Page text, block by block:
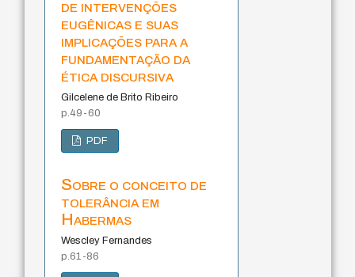
de intervenções
eugênicas e suas
implicações para a
fundamentação da
ética discursiva
Gilcelene de Brito Ribeiro
p.49-60
PDF
Sobre o conceito de
tolerância em
Habermas
Wescley Fernandes
p.61-86